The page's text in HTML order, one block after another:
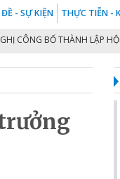
- SỰ KIỆN THỰC TIỄN -
BỐ THÀNH LẬP HỘI